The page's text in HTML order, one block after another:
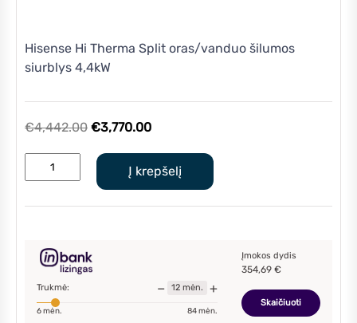
Hisense Hi Therma Split oras/vanduo šilumos
siurblys 4,4kW
€4,442.00 Original
was:
€4,442.00.
€3,770.00Current
is:
€3,770.00.
produkto
kiekis:
Split
oras/vanduo
šilumos
siurblys
Į krepšelį
Trukmė: − 12 mėn. +
6mėn. 84mėn.
Įmokos dydis
354,69 €
Skaičiuoti